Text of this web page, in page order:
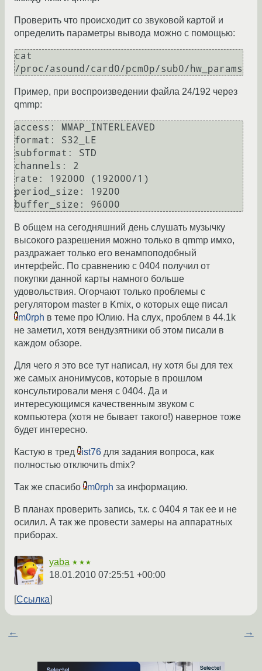
Проверить что происходит со звуковой картой и
определить параметры вывода можно с помощью:
cat
/proc/asound/card0/pcm0p/sub0/hw_params
Пример, при воспроизведении файла 24/192 через
qmmp:
access: MMAP_INTERLEAVED
format: S32_LE
subformat: STD
channels: 2
rate: 192000 (192000/1)
period_size: 19200
В общем на сегодняшний день слушать музычку
высокого разрешения можно только в qmmp имхо,
раздражает только его венампоподобный
интерфейс. По сравнению с 0404 получил от
покупки данной карты намного больше
удовольствия. Огорчают только проблемы с
регулятором master в Kmix, о которых еще писал
m0rph в теме про Юлию. На слух, проблем в 44.1k
не заметил, хотя вендузятники об этом писали в
каждом обзоре.
Для чего я это все тут написал, ну хотя бы для тех
же самых анонимусов, которые в прошлом
консультировали меня с 0404. Да и
интересующимся качественным звуком с
компьютера (хотя не бывает такого!) наверное тоже
будет интересно.
Кастую в тред ist76 для задания вопроса, как
полностью отключить dmix?
Так же спасибо m0rph за информацию.
В планах проверить запись, т.к. с 0404 я так ее и не
осилил. А так же провести замеры на аппаратных
приборах.
yaba ★★★
18.01.2010 07:25:51 +00:00
Ссылка
← →